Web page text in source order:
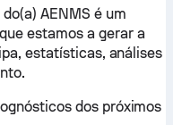
AENMS é um
estamos a gerar a
estatísticas, análises
dos próximos